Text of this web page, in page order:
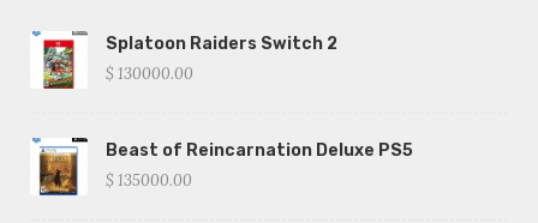
Splatoon Raiders Switch 2
$ 130000.00
Beast of Reincarnation Deluxe PS5
$ 135000.00